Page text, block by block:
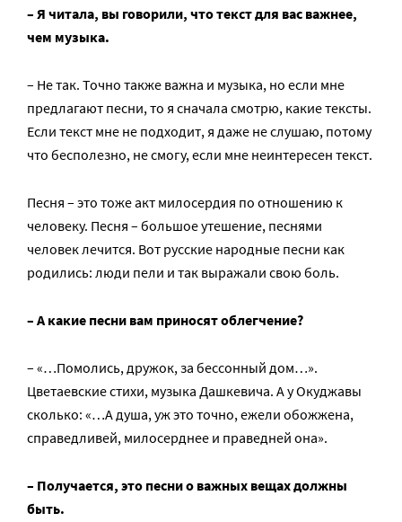
– Я читала, вы говорили, что текст для вас важнее,
чем музыка.
– Не так. Точно также важна и музыка, но если мне
предлагают песни, то я сначала смотрю, какие тексты.
Если текст мне не подходит, я даже не слушаю, потому
что бесполезно, не смогу, если мне неинтересен текст.
Песня – это тоже акт милосердия по отношению к
человеку. Песня – большое утешение, песнями
человек лечится. Вот русские народные песни как
родились: люди пели и так выражали свою боль.
– А какие песни вам приносят облегчение?
– «…Помолись, дружок, за бессонный дом…».
Цветаевские стихи, музыка Дашкевича. А у Окуджавы
сколько: «…А душа, уж это точно, ежели обожжена,
справедливей, милосерднее и праведней она».
– Получается, это песни о важных вещах должны
быть.